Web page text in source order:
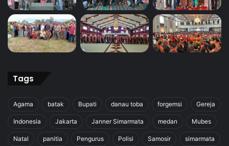
Tags
Agama batak Bupati danau toba forgemsi Gereja
Indonesia Jakarta Janner Simarmata medan Mubes
Natal panitia Pengurus Polisi Samosir simarmata